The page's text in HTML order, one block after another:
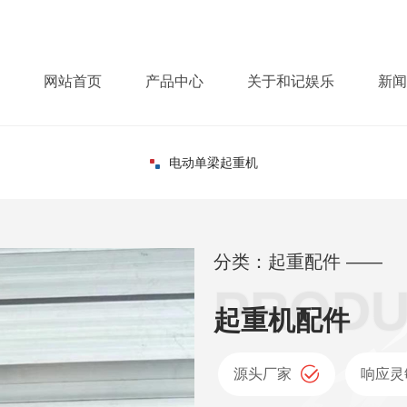
网站首页 产品中心 关于和记娱乐 新
电动单梁起重机
分类：起重配件 ——
起重机配件
源头厂家 响应